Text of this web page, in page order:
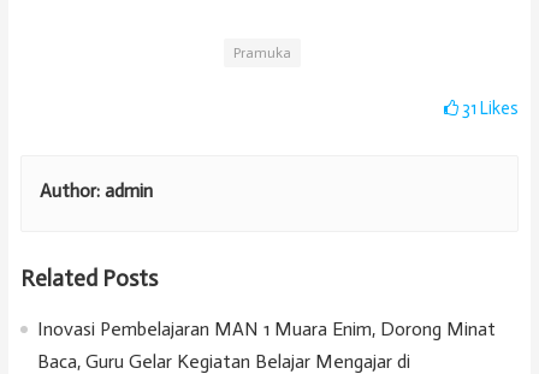
Pramuka
31Likes
Author: admin
Related Posts
Inovasi Pembelajaran MAN 1 Muara Enim, Dorong Minat
Baca, Guru Gelar Kegiatan Belajar Mengajar di